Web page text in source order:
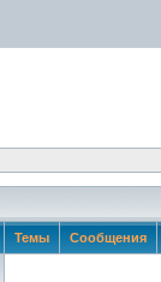
Темы Сообщения